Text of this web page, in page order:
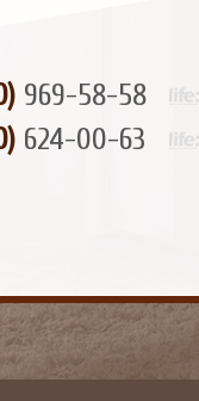
969-58-58
624-00-63